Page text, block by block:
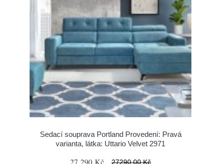
Sedací souprava Portland Provedení: Pravá
varianta, látka: Uttario Velvet 2971
27 290 Kč 27290.00 Kč